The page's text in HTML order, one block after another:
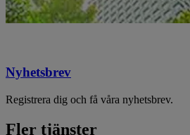
Nyhetsbrev
Registrera dig och få våra nyhetsbrev.
Fler tjänster